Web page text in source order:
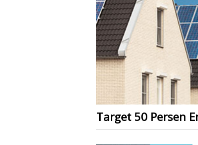
Target 50 Persen